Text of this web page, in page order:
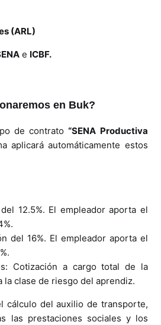
(ARL)
e ICBF.
en Buk?
de contrato“SENA Productiva
aplicará automáticamente estos
12.5%. El empleador aporta el
del 16%. El empleador aporta el
Cotización a cargo total de la
la clase de riesgo del aprendiz.
cálculo del auxilio de transporte,
las prestaciones sociales y los